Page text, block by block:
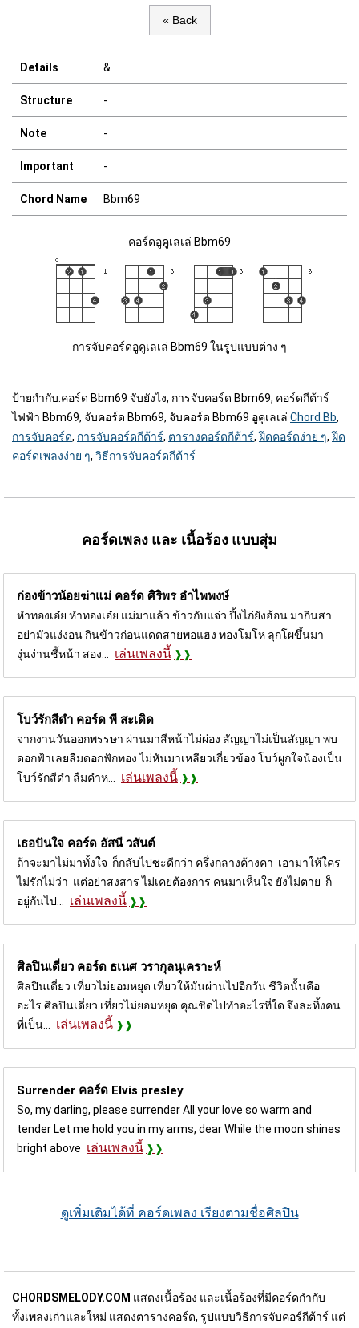
« Back
Details &
Structure -
Note -
Important -
Chord Name Bbm69
คอร์ดอูคูเลเล่ Bbm69
การจับคอร์ดอูคูเลเล่ Bbm69 ในรูปแบบต่าง ๆ
ป้ายกำกับ:คอร์ด Bbm69 จับยังไง, การจับคอร์ด Bbm69, คอร์ดกีต้าร์
ไฟฟ้า Bbm69, จับคอร์ด Bbm69, จับคอร์ด Bbm69 อูคูเลเล่ Chord Bb,
การจับคอร์ด, การจับคอร์ดกีต้าร์, ตารางคอร์ดกีต้าร์,ฝึดคอร์ดง่าย ๆ,ฝึด
คอร์ดเพลงง่าย ๆ, วิธีการจับคอร์ดกีต้าร์
คอร์ดเพลง และ เนื้อร้อง แบบสุ่ม
ก่องข้าวน้อยฆ่าแม่ คอร์ด ศิริพร อำไพพงษ์
หำทองเอ๋ย หำทองเอ๋ย แม่มาแล้ว ข้าวกับแจ่ว ปิ้งไก่ยังฮ้อน มากินสา
อย่ามัวแง่งอน กินข้าวก่อนแดดสายพอแฮง ทองโมโห ลุกโผขึ้นมา
งุ่นง่านชี้หน้า สอง...
เล่นเพลงนี้
โบว์รักสีดำ คอร์ด พี สะเดิด
จากงานวันออกพรรษา ผ่านมาสีหน้าไม่ผ่อง สัญญาไม่เป็นสัญญา พบ
ดอกฟ้าเลยลืมดอกฟักทอง ไม่หันมาเหลียวเกี่ยวข้อง โบว์ผูกใจน้องเป็น
โบว์รักสีดำ ลืมคำห...
เล่นเพลงนี้
เธอปันใจ คอร์ด อัสนี วสันต์
ถ้าจะมาไม่มาทั้งใจ ก็กลับไปซะดีกว่า ครึ่งกลางค้างคา เอามาให้ใคร
ไม่รักไม่ว่า แต่อย่าสงสาร ไม่เคยต้องการ คนมาเห็นใจ ยังไม่ตาย ก็
อยู่กันไป...
เล่นเพลงนี้
ศิลปินเดี่ยว คอร์ด ธเนศ วรากุลนุเคราะห์
ศิลปินเดี่ยว เที่ยวไม่ยอมหยุด เที่ยวให้มันผ่านไปอีกวัน ชีวิตนั้นคือ
อะไร ศิลปินเดี่ยว เที่ยวไม่ยอมหยุด คุณชิดไปทำอะไรที่ใด จึงละทิ้งคน
ที่เป็น...
เล่นเพลงนี้
Surrender คอร์ด Elvis presley
So, my darling, please surrender All your love so warm and
tender Let me hold you in my arms, dear While the moon shines
bright above เล่นเพลงนี้
ดูเพิ่มเติมได้ที่ คอร์ดเพลง เรียงตามชื่อศิลปิน
CHORDSMELODY.COM แสดงเนื้อร้อง และเนื้อร้องที่มีคอร์ดกำกับ
ทั้งเพลงเก่าและใหม่ แสดงตารางคอร์ด, รูปแบบวิธีการจับคอร์กีต้าร์ แต่